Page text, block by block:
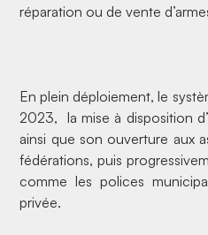
réparation ou de vente
En plein déploiement, le
2023, la mise à disposition
ainsi que son ouverture aux
fédérations, puis
comme les polices
privée.